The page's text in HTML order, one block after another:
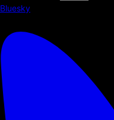
Bluesky